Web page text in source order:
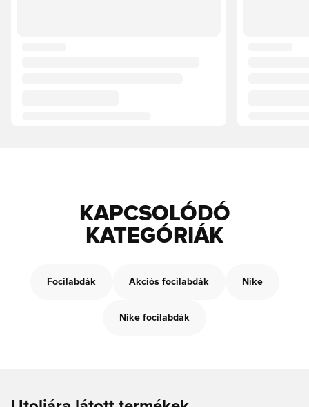
KAPCSOLÓDÓ
KATEGÓRIÁK
Focilabdák Akciós focilabdák Nike
Nike focilabdák